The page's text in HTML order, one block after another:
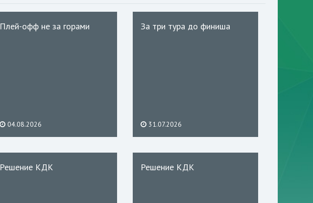
Плей-офф не за горами
04.08.2026
За три тура до финиша
31.07.2026
Решение КДК Решение КДК